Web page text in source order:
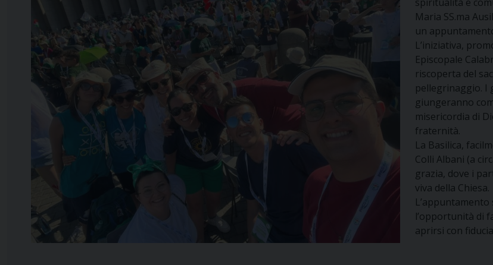
Maria SS.ma
un
L’iniziativa,
Episcopale
riscoperta del
pellegrinaggio. I
giungeranno
misericordia di
fraternità.
La Basilica,
Colli Albani (a
grazia, dove i
viva della Chiesa.
l’opportunità di
aprirsi con